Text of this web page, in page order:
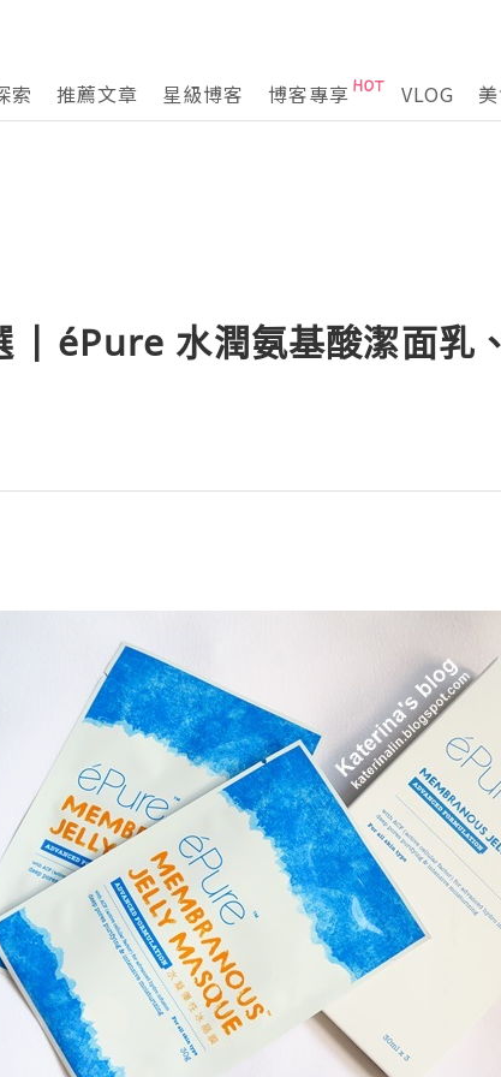
索 推薦文章 星級博客 博客專享 VLOG
| éPure 水潤氨基酸潔面乳